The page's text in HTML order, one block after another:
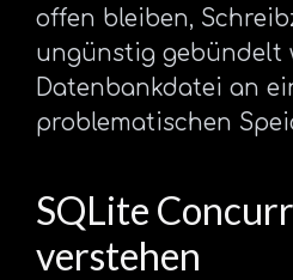
offen bleiben,
ungünstig gebündelt
Datenbankdatei an
problematischen
SQLite
verstehen